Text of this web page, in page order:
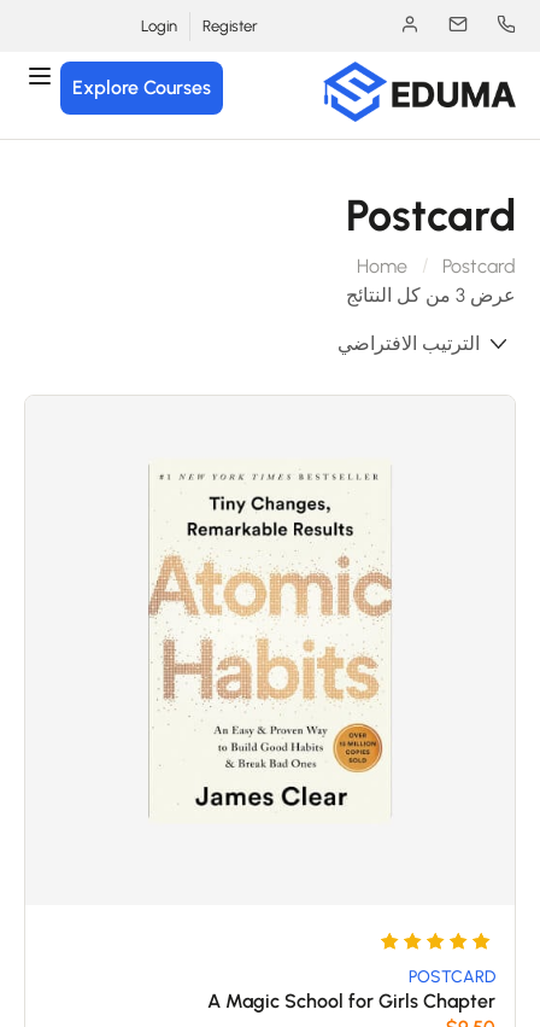
Register
Login
Explore Courses
Home
من كل النتائج
التقييم
POSTCARD
A Magic School for Girls Chapter